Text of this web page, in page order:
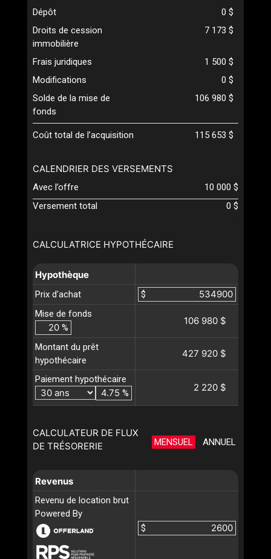
CALCULATRICE HYPOTHÉCAIRE
Hypothèque
Prix d'achat
$
Mise de fonds
%
106 980 $
Montant du prêt
hypothécaire
427 920 $
Paiement hypothécaire
%
2 220 $
CALCULATEUR DE FLUX
DE TRÉSORERIE
MENSUEL ANNUEL
Revenus
Revenu de location brut
Powered By
$
Dépôt
0 $
Droits de cession
immobilière
7 173 $
Frais juridiques
1 500 $
Modifications
0 $
Solde de la mise de
fonds
106 980 $
Coût total de l’acquisition 115 653 $
CALENDRIER DES VERSEMENTS
Avec l’offre
10 000 $
Versement total
0 $